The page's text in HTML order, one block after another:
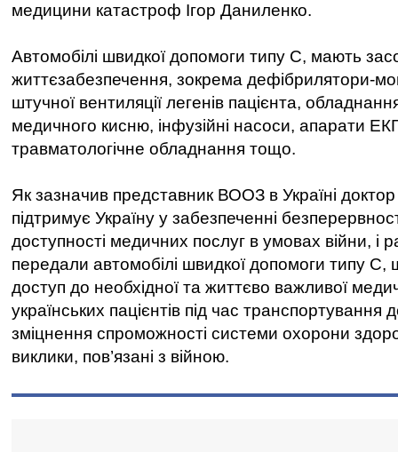
медицини катастроф Ігор Даниленко.
Автомобілі швидкої допомоги типу C, мають
життєзабезпечення, зокрема дефібрилятори-
штучної вентиляції легенів пацієнта,
медичного кисню, інфузійні насоси, апарати
травматологічне обладнання тощо.
Як зазначив представник ВООЗ в Україні
підтримує Україну у забезпеченні
доступності медичних послуг в умовах війни, і
передали автомобілі швидкої допомоги типу
доступ до необхідної та життєво важливої
українських пацієнтів під час транспортування
зміцнення спроможності системи охорони
виклики, пов’язані з війною.